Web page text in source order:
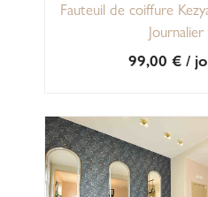
Fauteuil de coiffure
Journalier
99,00€ /